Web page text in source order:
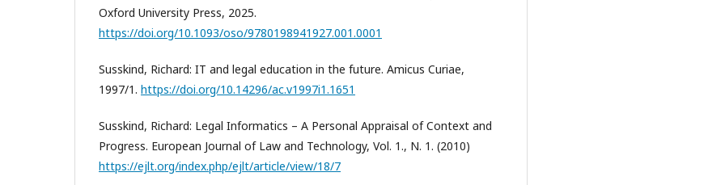
Oxford University Press, 2025.
https://doi.org/10.1093/oso/9780198941927.001.0001
Susskind, Richard: IT and legal education in the future. Amicus Curiae,
1997/1. https://doi.org/10.14296/ac.v1997i1.1651
Susskind, Richard: Legal Informatics – A Personal Appraisal of Context and
Progress. European Journal of Law and Technology, Vol. 1., N. 1. (2010)
https://ejlt.org/index.php/ejlt/article/view/18/7